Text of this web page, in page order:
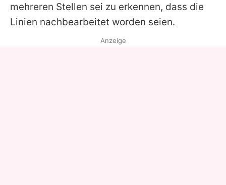
mehreren Stellen sei zu erkennen, dass die
Linien nachbearbeitet worden seien.
Anzeige